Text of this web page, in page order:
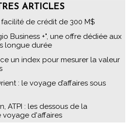
ARTICLES
de crédit de 300 M$
Business +", une offre dédiée aux
longue durée
un index pour mesurer la valeur
: le voyage d’affaires sous
ATPI : les dessous de la
d'affaires